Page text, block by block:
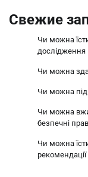
Свежие
Чи можна
дослідження
Чи можна
Чи можна
Чи можна
безпечні
Чи можна
рекомендації